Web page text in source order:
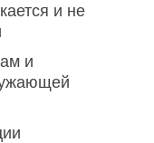
и не
и